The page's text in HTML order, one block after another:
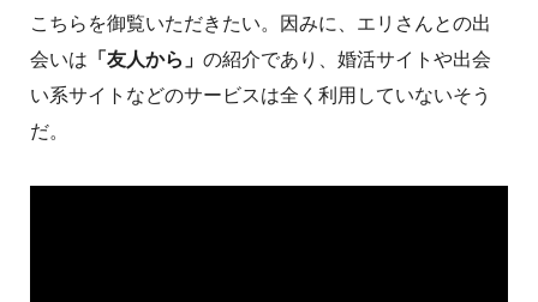
こちらを御覧いただきたい。因みに、エリさんとの出
会いは 「友人から」 の紹介であり、婚活サイトや出会
い系サイトなどのサービスは全く利用していないそう
だ。